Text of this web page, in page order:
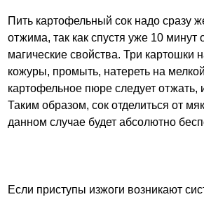
Пить картофельный сок надо сразу
отжима, так как спустя уже 10 минут
магические свойства. Три картошки
кожуры, промыть, натереть на
картофельное пюре следует отжать,
Таким образом, сок отделиться от
данном случае будет абсолютно
Если приступы изжоги возникают